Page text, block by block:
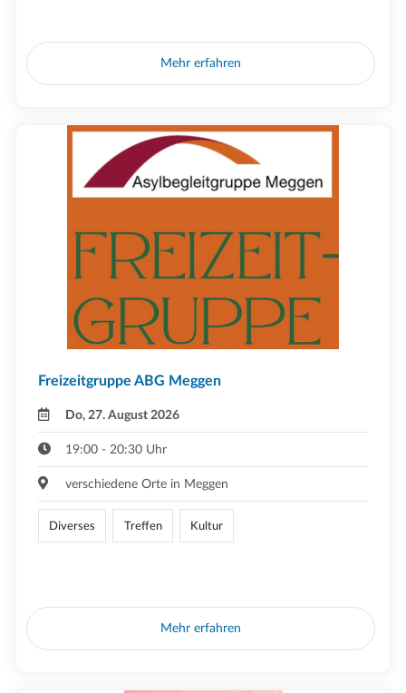
Mehr erfahren
Freizeitgruppe ABG Meggen
Do, 27. August 2026
19:00 - 20:30 Uhr
verschiedene Orte in Meggen
Diverses Treffen Kultur
Mehr erfahren